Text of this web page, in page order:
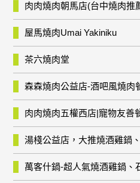
肉肉燒肉朝馬店(台中燒肉推
屋馬燒肉Umai Yakiniku
茶六燒肉堂
森森燒肉公益店-酒吧風燒肉
肉肉燒肉五權西店|寵物友善
湯棧公益店，大推燒酒雞鍋
萬客什鍋-超人氣燒酒雞鍋、